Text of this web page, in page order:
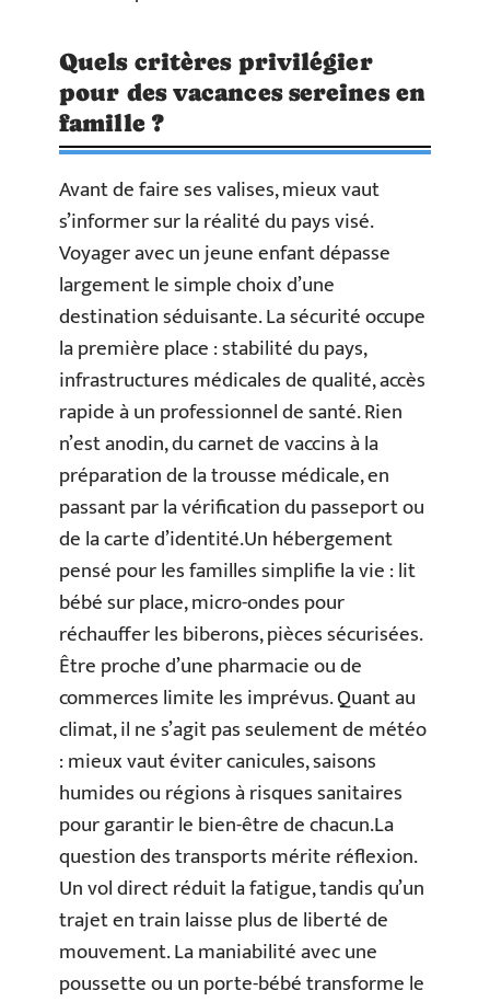
Quels critères privilégier
pour des vacances sereines en
famille ?
Avant de faire ses valises, mieux vaut
s’informer sur la réalité du pays visé.
Voyager avec un jeune enfant dépasse
largement le simple choix d’une
destination séduisante. La sécurité occupe
la première place : stabilité du pays,
infrastructures médicales de qualité, accès
rapide à un professionnel de santé. Rien
n’est anodin, du carnet de vaccins à la
préparation de la trousse médicale, en
passant par la vérification du passeport ou
de la carte d’identité.Un hébergement
pensé pour les familles simplifie la vie : lit
bébé sur place, micro-ondes pour
réchauffer les biberons, pièces sécurisées.
Être proche d’une pharmacie ou de
commerces limite les imprévus. Quant au
climat, il ne s’agit pas seulement de météo
: mieux vaut éviter canicules, saisons
humides ou régions à risques sanitaires
pour garantir le bien-être de chacun.La
question des transports mérite réflexion.
Un vol direct réduit la fatigue, tandis qu’un
trajet en train laisse plus de liberté de
mouvement. La maniabilité avec une
poussette ou un porte-bébé transforme le